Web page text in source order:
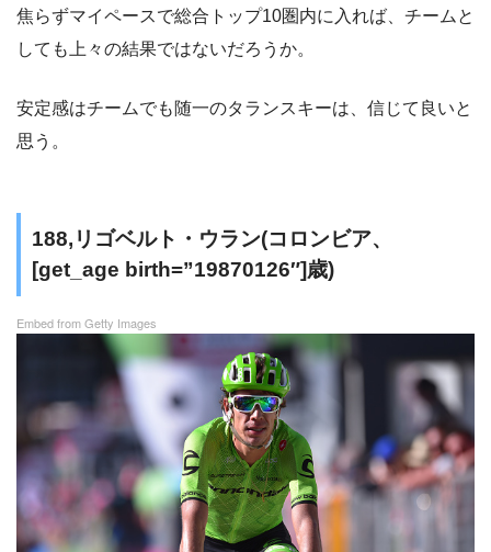
焦らずマイペースで総合トップ10圏内に入れば、チームと
しても上々の結果ではないだろうか。
安定感はチームでも随一のタランスキーは、信じて良いと
思う。
188,リゴベルト・ウラン(コロンビア、
[get_age birth=”19870126″]歳)
Embed from Getty Images